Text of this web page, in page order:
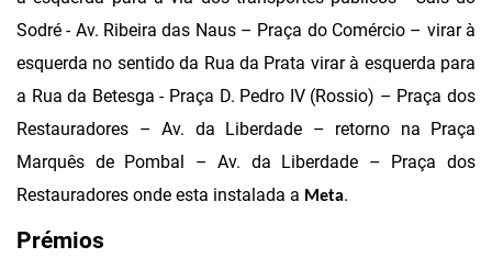
Sodré - Av. Ribeira das Naus – Praça do Comércio – virar à
esquerda no sentido da Rua da Prata virar à esquerda para
a Rua da Betesga - Praça D. Pedro IV (Rossio) – Praça dos
Restauradores – Av. da Liberdade – retorno na Praça
Marquês de Pombal – Av. da Liberdade – Praça dos
Restauradores onde esta instalada a Meta.
Prémios